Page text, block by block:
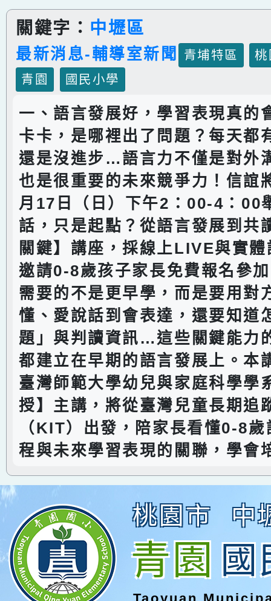
關鍵字： 中壢區
最新消息-輔導室新聞 青埔特區
青園
國民小學
一、語言發展好，學習表現真的
卡卡，是哪裡出了問題？每天都
還是沒進步…語言力不僅是對外
也是很重要的未來競爭力！信誼
月17日（日）下午2：00-4：00
話，只是起點？從語言發展到共
關鍵】講座，採線上LIVE與實
邀請0-8歲孩子家長免費報名參
需要的不是更早學，而是要用對
懂、愛說話到會表達，還要知道
題」與判讀資訊…這些關鍵能力
都建立在早期的語言發展上。本
臺灣師範大學幼兒與家庭科學學
授】主講，將從臺灣兒童長期追
（KIT）出發，陪家長看懂0-8
程與未來學習表現的關聯，學會
桃園市 中
青園國